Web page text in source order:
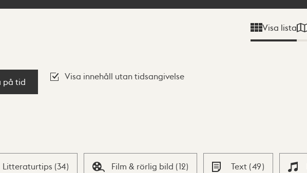
Visa lista
på tid
Visa innehåll utan tidsangivelse
Litteraturtips (34) Film & rörlig bild (12) Text (49)